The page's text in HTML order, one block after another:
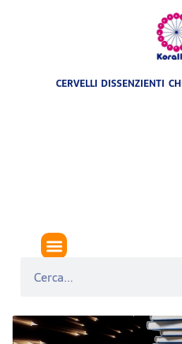
CERVELLI DISSENZIENTI